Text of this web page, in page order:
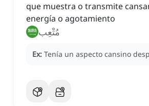
que muestra o transmite
energía o agotamiento
مُتْعِب
Ex: Tenía un aspecto cansino